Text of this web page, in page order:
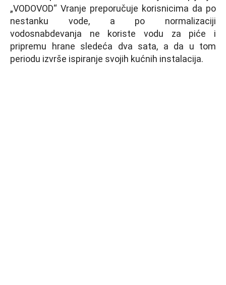
„VODOVOD“ Vranje preporučuje korisnicima da po
nestanku vode, a po normalizaciji
vodosnabdevanja ne koriste vodu za piće i
pripremu hrane sledeća dva sata, a da u tom
periodu izvrše ispiranje svojih kućnih instalacija.